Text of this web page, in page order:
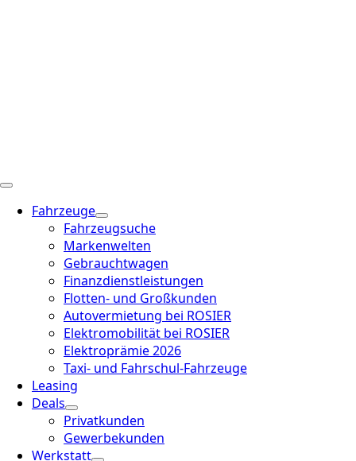
Fahrzeuge
Fahrzeugsuche
Markenwelten
Gebrauchtwagen
Finanzdienstleistungen
Flotten- und Großkunden
Autovermietung bei ROSIER
Elektromobilität bei ROSIER
Elektroprämie 2026
Taxi- und Fahrschul-Fahrzeuge
Leasing
Deals
Privatkunden
Gewerbekunden
Werkstatt